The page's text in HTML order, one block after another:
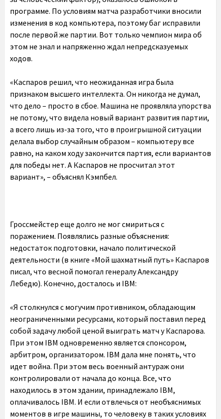
программе. По условиям матча разработчики вносили
изменения в код компьютера, поэтому баг исправили
после первой же партии. Вот только чемпион мира об
этом не знал и напряженно ждал непредсказуемых
ходов.
«Каспаров решил, что неожиданная игра была
признаком высшего интеллекта. Он никогда не думал,
что дело – просто в сбое. Машина не проявляла упорства
не потому, что видела новый вариант развития партии,
а всего лишь из-за того, что в проигрышной ситуации
делала выбор случайным образом – компьютеру все
равно, на каком ходу закончится партия, если вариантов
для победы нет. А Каспаров не просчитал этот
вариант», – объяснял Кэмпбел.
Гроссмейстер еще долго не мог смириться с
поражением. Появлялись разные объяснения:
недостаток подготовки, начало политической
деятельности (в книге «Мой шахматный путь» Каспаров
писал, что весной помогал генералу Александру
Лебедю). Конечно, досталось и IBM:
«Я столкнулся с могучим противником, обладающим
неограниченными ресурсами, который поставил перед
собой задачу любой ценой выиграть матч у Каспарова.
При этом IBM одновременно является спонсором,
арбитром, организатором. IBM дала мне понять, что
идет война. При этом весь военный антураж они
контролировали от начала до конца. Все, что
находилось в этом здании, принадлежало IBM,
оплачивалось IBM. И если отвлечься от необъяснимых
моментов в игре машины, то человеку в таких условиях